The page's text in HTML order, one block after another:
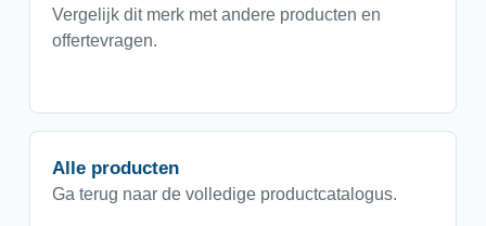
Vergelijk dit merk met andere producten en
offertevragen.
Alle producten
Ga terug naar de volledige productcatalogus.